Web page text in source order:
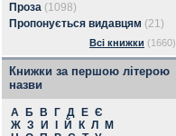
Проза (1098)
Пропонується видавцям (21)
Всі книжки (1660)
Книжки за першою літерою
назви
А Б В Г Д Е Є
Ж З И Й К Л
М